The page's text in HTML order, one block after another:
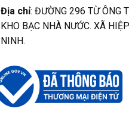
Địa chỉ: ĐƯỜNG 296 TỪ ÔNG
KHO BẠC NHÀ NƯỚC. XÃ
NINH.